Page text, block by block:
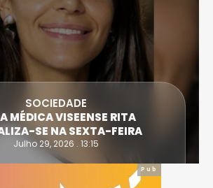
SOCIEDADE
MÉDICA VISEENSE RITA
SE NA SEXTA-FEIRA
Julho 29, 2026 . 13:15
Pub